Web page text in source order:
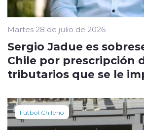
Martes 28 de julio de 2026
Sergio Jadue es
Chile por prescripción
tributarios que se le
Fútbol Chileno